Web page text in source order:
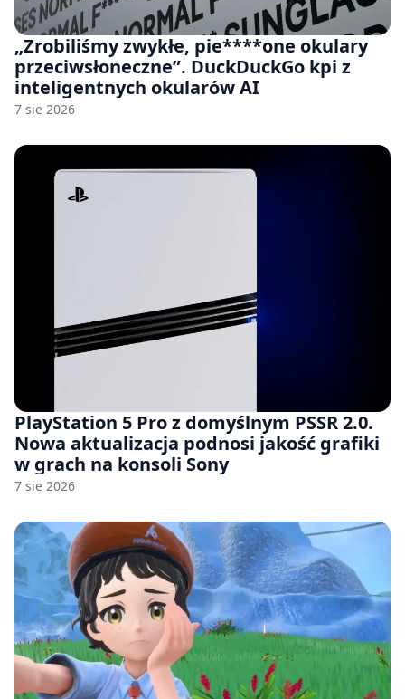
„Zrobiliśmy zwykłe, pie****one okulary
przeciwsłoneczne”. DuckDuckGo kpi z
inteligentnych okularów AI
7 sie 2026
PlayStation 5 Pro z domyślnym PSSR 2.0.
Nowa aktualizacja podnosi jakość grafiki
w grach na konsoli Sony
7 sie 2026